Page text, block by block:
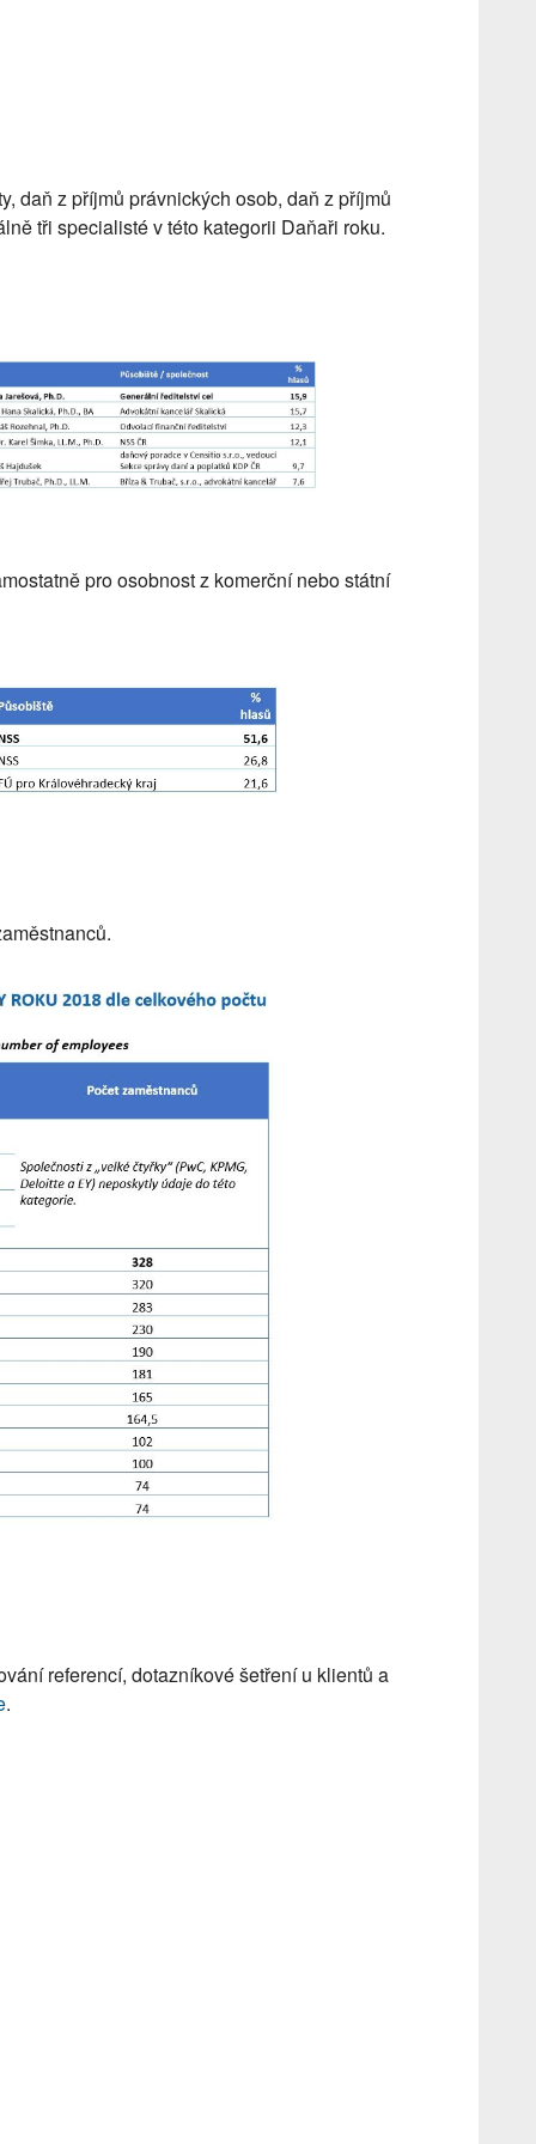
daň z příjmů právnických osob, daň z příjmů
tři specialisté v této kategorii Daňaři roku.
pro osobnost z komerční nebo státní
referencí, dotazníkové šetření u klientů a
.